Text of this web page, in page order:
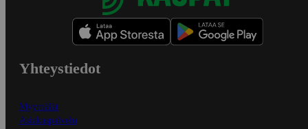
Yhteystiedot
Myymälät
Asiakaspalvelu